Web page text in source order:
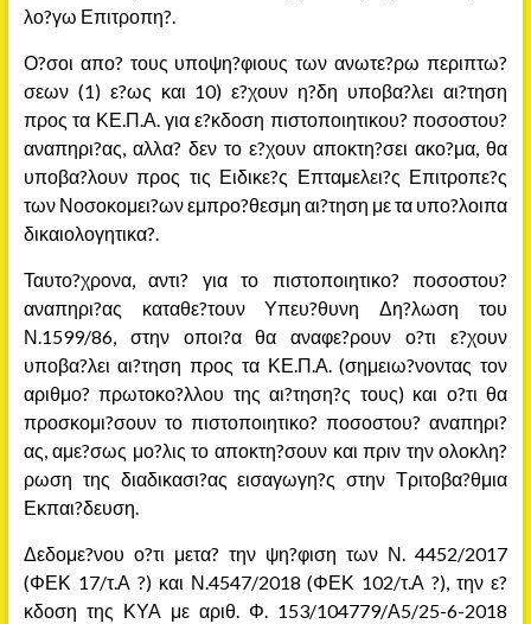
λο?γω Επιτροπη?.
Ο?σοι απο? τους υποψη?φιους των ανωτε?ρω περιπτω?
σεων (1) ε?ως και 10) ε?χουν η?δη υποβα?λει αι?τηση
προς τα ΚΕ.Π.Α. για ε?κδοση πιστοποιητικου? ποσοστου?
αναπηρι?ας, αλλα? δεν το ε?χουν αποκτη?σει ακο?μα, θα
υποβα?λουν προς τις Ειδικε?ς Επταμελει?ς Επιτροπε?ς
των Νοσοκομει?ων εμπρο?θεσμη αι?τηση με τα υπο?λοιπα
δικαιολογητικα?.
Ταυτο?χρονα, αντι? για το πιστοποιητικο? ποσοστου?
αναπηρι?ας καταθε?τουν Υπευ?θυνη Δη?λωση του
Ν.1599/86, στην οποι?α θα αναφε?ρουν ο?τι ε?χουν
υποβα?λει αι?τηση προς τα ΚΕ.Π.Α. (σημειω?νοντας τον
αριθμο? πρωτοκο?λλου της αι?τηση?ς τους) και ο?τι θα
προσκομι?σουν το πιστοποιητικο? ποσοστου? αναπηρι?
ας, αμε?σως μο?λις το αποκτη?σουν και πριν την ολοκλη?
ρωση της διαδικασι?ας εισαγωγη?ς στην Τριτοβα?θμια
Εκπαι?δευση.
Δεδομε?νου ο?τι μετα? την ψη?φιση των Ν. 4452/2017
(ΦΕΚ 17/τ.Α ?) και Ν.4547/2018 (ΦΕΚ 102/τ.Α ?), την ε?
κδοση της ΚΥΑ με αριθ. Φ. 153/104779/Α5/25-6-2018